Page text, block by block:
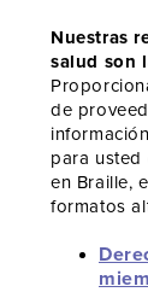
Nuestras
salud son
de
para usted
en Braille,
formatos